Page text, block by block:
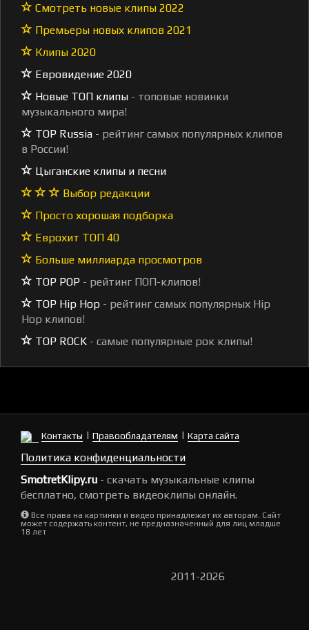
Смотреть новые клипы 2022
Премьеры новых клипов 2021
Клипы 2020
Евровидение 2020
Новые ТОП клипы - топовые новинки
музыкального мира!
TOP Russia - рейтинг самых популярных клипов
в России!
Цыганские клипы и песни
Выбор редакции
Просто хорошая подборка
Еврохит ТОП 40
Больше миллиарда просмотров
TOP POP - рейтинг ПОП-клипов!
TOP Hip Hop - рейтинг самых популярных Hip
Hop клипов!
TOP ROCK - самые популярные рок клипы!
Контакты | Правообладателям | Карта сайта
Политика конфиденциальности
SmotretKlipy.ru - скачать музыкальные клипы
бесплатно, смотреть видеоклипы онлайн.
Все права на картинки и видео принадлежат их авторам. Сайт
может содержать контент, не предназначенный для лиц младше
18 лет
2011-2026